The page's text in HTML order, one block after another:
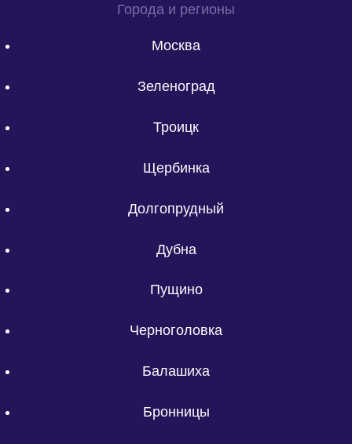
Города и регионы
Москва
Зеленоград
Троицк
Щербинка
Долгопрудный
Дубна
Пущино
Черноголовка
Балашиха
Бронницы